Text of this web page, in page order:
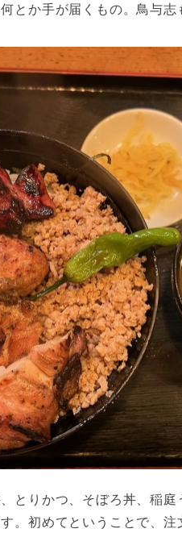
とか手が届くもの。鳥与志
とりかつ、そぼろ丼、稲
。初めてということで、